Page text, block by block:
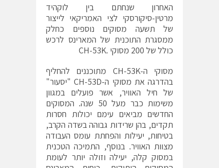
האחרון שנחתם בין לוקהיד
מרטין-סיקורסקי לצי האמריקאי לייצור
של תשעה מסוקים נוספים כחלק
ממסגרת התוכנית של המארינס לרכש
כולל של 200 מסוקי .CH-53K
מסוקי ה-CH-53K מתוכננים להחליף
בהדרגה את מסוקי ה-CH-53D "יסעור"
של חיל האוויר, אשר פועלים במגוון
משימות כבר מעל 50 שנה. המסוקים
החדשים מביאים עימם יכולות חסרות
תקדים, בהן שרידות גבוהה בשדה הקרב,
בטיחות, יעילות והפחתת עומס העבודה
מצוות האוויר. בנוסף, התמיכה הטכנית
במסוק קלה, יעילה וזולה יותר לעומת